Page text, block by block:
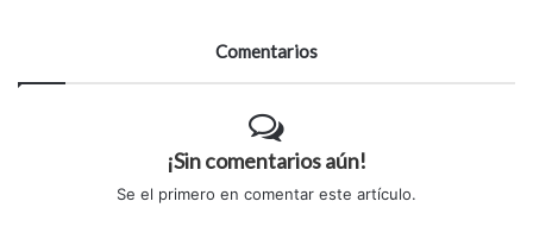
Comentarios
¡Sin comentarios aún!
Se el primero en comentar este artículo.